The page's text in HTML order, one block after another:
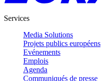
Services
Media Solutions
Projets publics européens
Evénements
Emplois
Agenda
Communiqués de presse